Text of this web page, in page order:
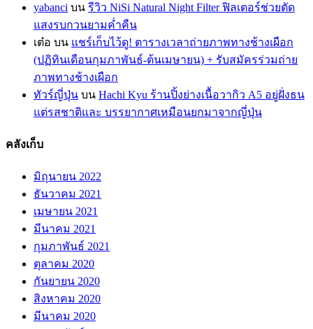
yabanci บน รีวิว NiSi Natural Night Filter ฟิลเตอร์ช่วยตัด
แสงรบกวนยามค่ำคืน
เต๋อ บน แชร์เก็บไว้ดู! ตารางเวลาถ่ายภาพทางช้างเผือก
(ปฏิทินเดือนกุมภาพันธ์-ต้นเมษายน) + รับสมัครร่วมถ่าย
ภาพทางช้างเผือก
ทัวร์ญี่ปุ่น บน Hachi Kyu ร้านปิ้งย่างเนื้อวากิว A5 อยู่ฝั่งธน
แต่รสชาติและ บรรยากาศเหมือนยกมาจากญี่ปุ่น
คลังเก็บ
มิถุนายน 2022
ธันวาคม 2021
เมษายน 2021
มีนาคม 2021
กุมภาพันธ์ 2021
ตุลาคม 2020
กันยายน 2020
สิงหาคม 2020
มีนาคม 2020